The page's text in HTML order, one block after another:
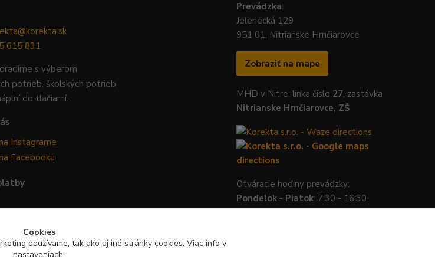
615 831
s výberom
potrieb, školských potrieb,
do tlačiarní.
kartou, Google Pay,
bankovým prevodom.
Prevádzka:
Jelenecká 129
951 01, Nitrianske Hrnčiarovce
Zobraziť na mape
MHD v Nitre: linka číslo 27, zastávka
Nitrianske Hrnčiarovce, ZŠ
Otváracie hodiny prevádzky:
Pondelok - Piatok: 7:30 - 16:30
Cookies
používame, tak ako aj iné stránky cookies. Viac info v
nastaveniach.